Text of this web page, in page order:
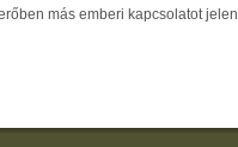
más emberi kapcsolatot